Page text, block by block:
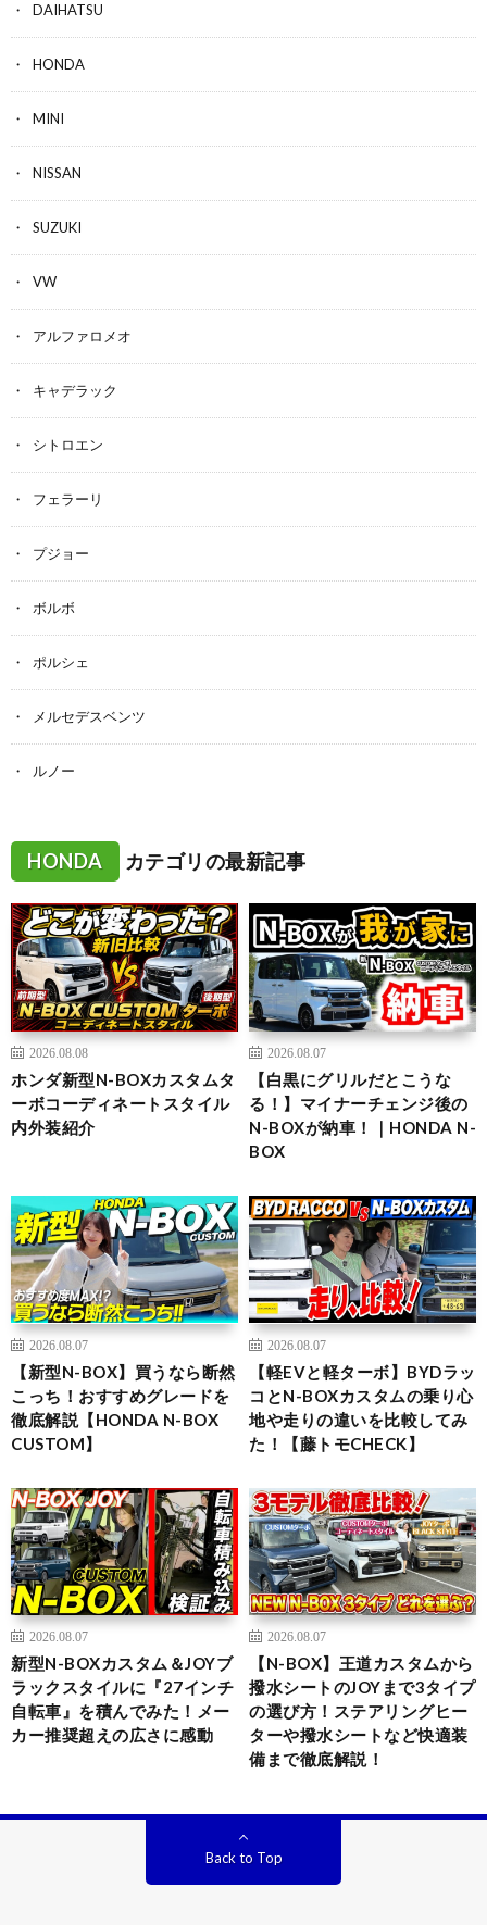
DAIHATSU
HONDA
MINI
NISSAN
SUZUKI
VW
アルファロメオ
キャデラック
シトロエン
フェラーリ
プジョー
ボルボ
ポルシェ
メルセデスベンツ
ルノー
HONDA カテゴリの最新記事
2026.08.08
ホンダ新型N-BOXカスタムタ
ーボコーディネートスタイル
内外装紹介
2026.08.07
【白黒にグリルだとこうな
る！】マイナーチェンジ後の
N-BOXが納車！｜HONDA N-
BOX
2026.08.07
【新型N-BOX】買うなら断然
こっち！おすすめグレードを
徹底解説【HONDA N-BOX
CUSTOM】
2026.08.07
【軽EVと軽ターボ】BYDラッ
コとN-BOXカスタムの乗り心
地や走りの違いを比較してみ
た！【藤トモCHECK】
2026.08.07
新型N-BOXカスタム＆JOYブ
ラックスタイルに『27インチ
自転車』を積んでみた！メー
カー推奨超えの広さに感動
2026.08.07
【N-BOX】王道カスタムから
撥水シートのJOYまで3タイプ
の選び方！ステアリングヒー
ターや撥水シートなど快適装
備まで徹底解説！
Back to Top